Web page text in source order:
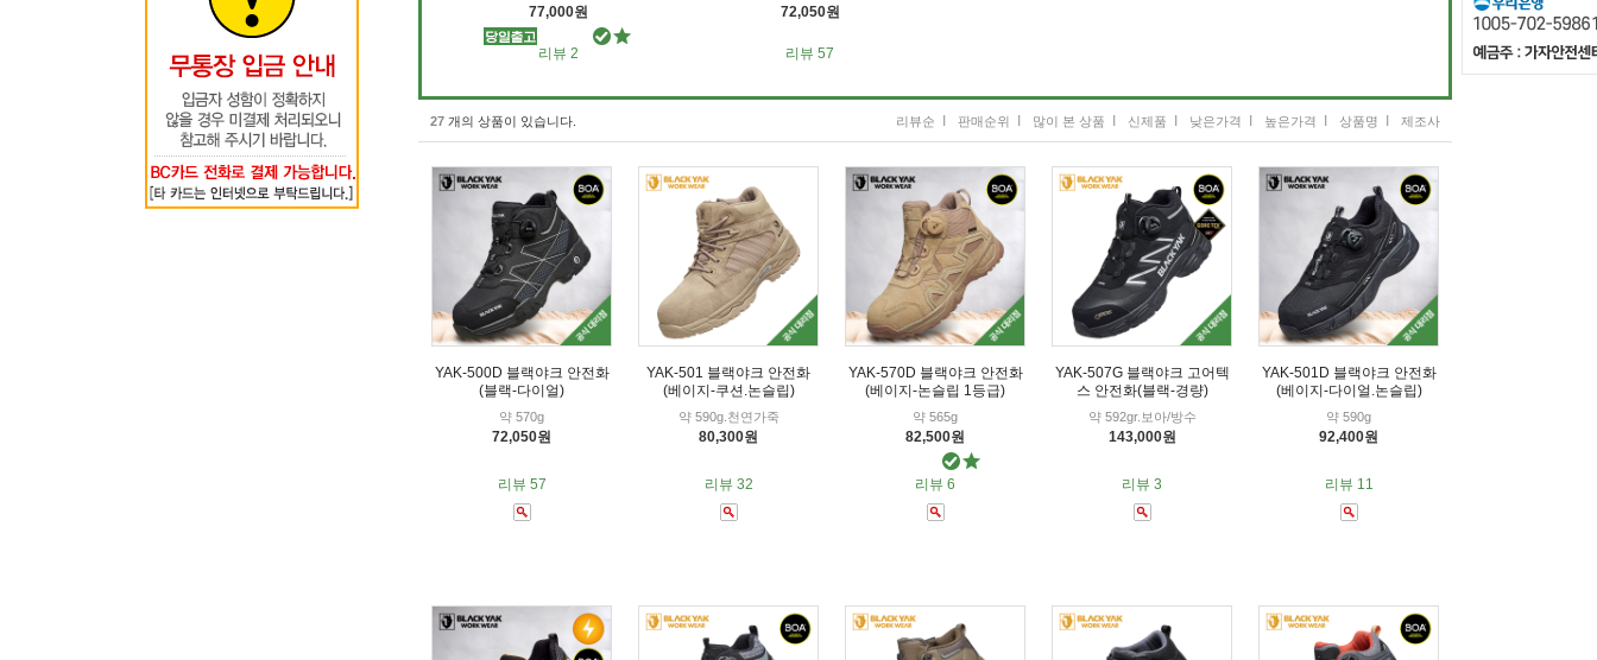
77,000원
리뷰 2
72,050원
리뷰 57
27 개의 상품이 있습니다. 리뷰순 판매순위 많이 본 상품 신제품 낮은가격 높은가격 상품명 제조사
YAK-500D 블랙야크 안전화
(블랙-다이얼)
약 570g
72,050원
리뷰 57
YAK-501 블랙야크 안전화
(베이지-쿠션.논슬립)
약 590g.천연가죽
80,300원
리뷰 32
YAK-570D 블랙야크 안전화
(베이지-논슬립 1등급)
약 565g
82,500원
리뷰 6
YAK-507G 블랙야크 고어텍
스 안전화(블랙-경량)
약 592gr.보아/방수
143,000원
리뷰 3
YAK-501D 블랙야크 안전화
(베이지-다이얼.논슬립)
약 590g
92,400원
리뷰 11